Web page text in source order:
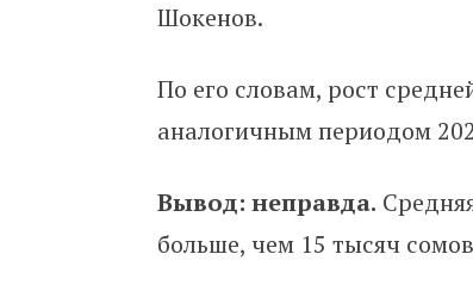
Шокенов.
По его словам, рост
аналогичным периодом
Вывод: неправда.
больше, чем 15 тысяч